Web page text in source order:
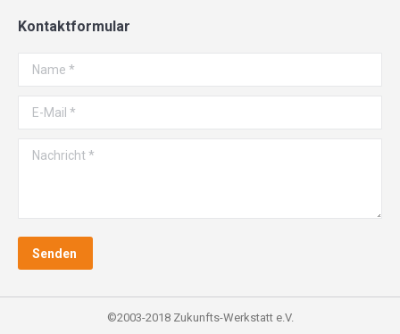
opens
in
new
window
opens
in
new
window
opens
in
window
Kontaktformular
Name *
E-Mail *
Nachricht *
Senden
©2003-2018 Zukunfts-Werkstatt e.V.